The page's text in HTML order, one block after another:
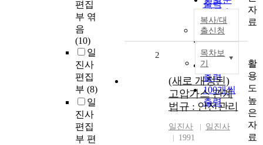
편집
부 엮
음
(10)
일
진사
편집
부 (8)
일
진사
편집
부 편
제목순
저자순
발행기
관순
출력
20개씩
출력
30개씩
출력
50개씩
출력
100개씩
출력
복사/대
출신청
목차보
기
2
(새로 개정된)
고압가스 관계
법규 : 안전관리
일진사
일진사
1991
자
료
활
용
도
높
은
자
료